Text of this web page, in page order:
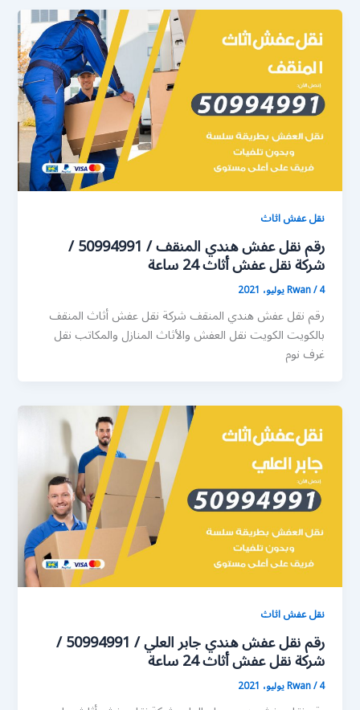
نقل عفش اثاث
رقم نقل عفش هندي المنقف / 50994991 /
شركة نقل عفش أثاث 24 ساعة
Rwan/4 يوليو، 2021
رقم نقل عفش هندي المنقف شركة نقل عفش أثاث المنقف
بالكويت الكويت نقل العفش والأثاث المنازل والمكاتب نقل
غرف نوم
نقل عفش اثاث
رقم نقل عفش هندي جابر العلي / 50994991 /
شركة نقل عفش أثاث 24 ساعة
Rwan/4 يوليو، 2021